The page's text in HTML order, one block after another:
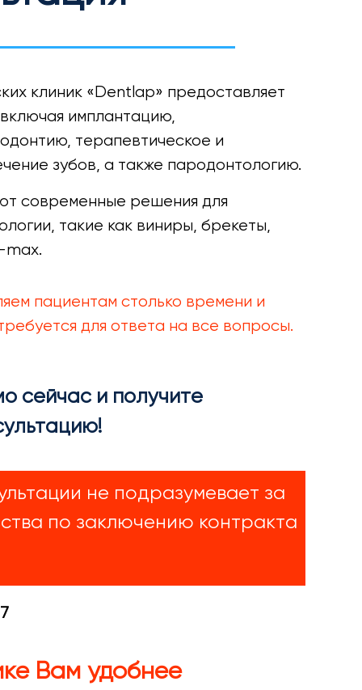
клиник «Dentlap» предоставляет
имплантацию,
терапевтическое и
зубов, а также пародонтологию.
современные решения для
такие как виниры, брекеты,
max.
пациентам столько времени и
для ответа на все вопросы.
сейчас и получите
не подразумевает за
по заключению контракта
Вам удобнее